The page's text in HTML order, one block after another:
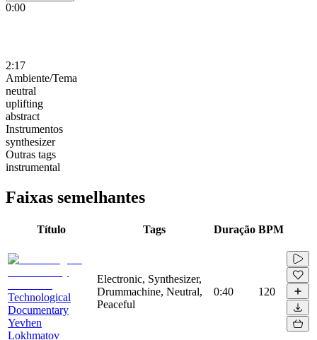
0:00
2:17
Ambiente/Tema
neutral
uplifting
abstract
Instrumentos
synthesizer
Outras tags
instrumental
Faixas semelhantes
Título Tags Duração BPM
Technological
Documentary
Yevhen
Lokhmatov
Electronic, Synthesizer,
Drummachine, Neutral,
Peaceful
0:40 120